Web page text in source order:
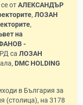
отАЛЕКСАНДЪР
, ЛОЗАН
,
на
-
са ЛОЗАН
DMC HOLDING
в България за
(столица), на 3178